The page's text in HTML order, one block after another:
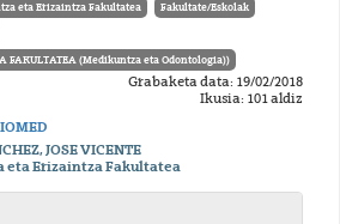
eta Erizaintza Fakultatea Fakultate/Eskolak
FAKULTATEA (Medikuntza eta Odontologia))
Grabaketa data: 19/02/2018
Ikusia: 101 aldiz
JOSE VICENTE
eta Erizaintza Fakultatea